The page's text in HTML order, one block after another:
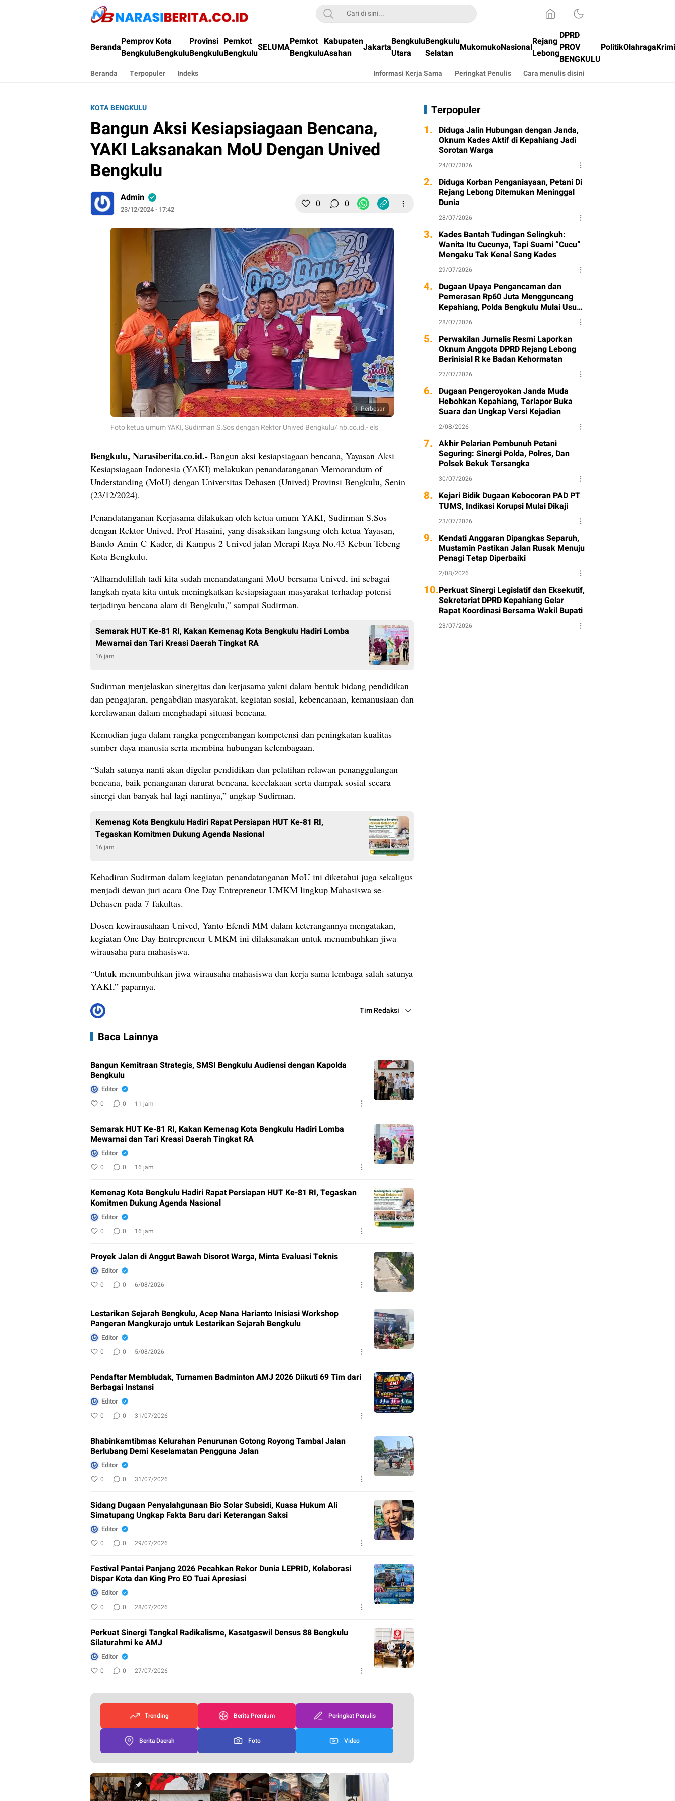
Narasi Berita
BerandaPemprov
Bengkulu
Kota
Bengkulu
Provinsi
Bengkulu
Pemkot
BengkuluSELUMAPemkot
Bengkulu
Kabupaten
Asahan
JakartaBengkulu
Utara
Bengkulu
Selatan MukomukoNasionalRejang
Lebong
DPRD
PROV
BENGKULU
PolitikOlahraga
Beranda Terpopuler Indeks Informasi Kerja Sama Peringkat Penulis Cara menulis disini
KOTA BENGKULU
Bangun Aksi Kesiapsiagaan Bencana,
YAKI Laksanakan MoU Dengan Unived
Bengkulu
Admin
23/12/2024 - 17:42 0 0
Perbesar
Foto ketua umum YAKI, Sudirman S.Sos dengan Rektor Unived Bengkulu/ nb.co.id.- els
Bengkulu, Narasiberita.co.id.- Bangun aksi kesiapsiagaan bencana, Yayasan Aksi
Kesiapsiagaan Indonesia (YAKI) melakukan penandatanganan Memorandum of
Understanding (MoU) dengan Universitas Dehasen (Unived) Provinsi Bengkulu, Senin
(23/12/2024).
Penandatanganan Kerjasama dilakukan oleh ketua umum YAKI, Sudirman S.Sos
dengan Rektor Unived, Prof Hasaini, yang disaksikan langsung oleh ketua Yayasan,
Bando Amin C Kader, di Kampus 2 Unived jalan Merapi Raya No.43 Kebun Tebeng
Kota Bengkulu.
“Alhamdulillah tadi kita sudah menandatangani MoU bersama Unived, ini sebagai
langkah nyata kita untuk meningkatkan kesiapsiagaan masyarakat terhadap potensi
terjadinya bencana alam di Bengkulu,” sampai Sudirman.
Semarak HUT Ke-81 RI, Kakan Kemenag Kota Bengkulu Hadiri Lomba
Mewarnai dan Tari Kreasi Daerah Tingkat RA
16 jam
Sudirman menjelaskan sinergitas dan kerjasama yakni dalam bentuk bidang pendidikan
dan pengajaran, pengabdian masyarakat, kegiatan sosial, kebencanaan, kemanusiaan dan
kerelawanan dalam menghadapi situasi bencana.
Kemudian juga dalam rangka pengembangan kompetensi dan peningkatan kualitas
sumber daya manusia serta membina hubungan kelembagaan.
“Salah satunya nanti akan digelar pendidikan dan pelatihan relawan penanggulangan
bencana, baik penanganan darurat bencana, kecelakaan serta dampak sosial secara
sinergi dan banyak hal lagi nantinya,” ungkap Sudirman.
Kemenag Kota Bengkulu Hadiri Rapat Persiapan HUT Ke-81 RI,
Tegaskan Komitmen Dukung Agenda Nasional
16 jam
Kehadiran Sudirman dalam kegiatan penandatanganan MoU ini diketahui juga sekaligus
menjadi dewan juri acara One Day Entrepreneur UMKM lingkup Mahasiswa se-
Dehasen pada 7 fakultas.
Dosen kewirausahaan Unived, Yanto Efendi MM dalam keterangannya mengatakan,
kegiatan One Day Entrepreneur UMKM ini dilaksanakan untuk menumbuhkan jiwa
wirausaha para mahasiswa.
“Untuk menumbuhkan jiwa wirausaha mahasiswa dan kerja sama lembaga salah satunya
YAKI,” paparnya.
Tim Redaksi
Baca Lainnya
Bangun Kemitraan Strategis, SMSI Bengkulu Audiensi dengan Kapolda
Bengkulu
Editor
0 0 11 jam
Semarak HUT Ke-81 RI, Kakan Kemenag Kota Bengkulu Hadiri Lomba
Mewarnai dan Tari Kreasi Daerah Tingkat RA
Editor
0 0 16 jam
Kemenag Kota Bengkulu Hadiri Rapat Persiapan HUT Ke-81 RI, Tegaskan
Komitmen Dukung Agenda Nasional
Editor
0 0 16 jam
Proyek Jalan di Anggut Bawah Disorot Warga, Minta Evaluasi Teknis
Editor
0 0 6/08/2026
Lestarikan Sejarah Bengkulu, Acep Nana Harianto Inisiasi Workshop
Pangeran Mangkurajo untuk Lestarikan Sejarah Bengkulu
Editor
0 0 5/08/2026
Pendaftar Membludak, Turnamen Badminton AMJ 2026 Diikuti 69 Tim dari
Berbagai Instansi
Editor
0 0 31/07/2026
Bhabinkamtibmas Kelurahan Penurunan Gotong Royong Tambal Jalan
Berlubang Demi Keselamatan Pengguna Jalan
Editor
0 0 31/07/2026
Sidang Dugaan Penyalahgunaan Bio Solar Subsidi, Kuasa Hukum Ali
Simatupang Ungkap Fakta Baru dari Keterangan Saksi
Editor
0 0 29/07/2026
Festival Pantai Panjang 2026 Pecahkan Rekor Dunia LEPRID, Kolaborasi
Dispar Kota dan King Pro EO Tuai Apresiasi
Editor
0 0 28/07/2026
Perkuat Sinergi Tangkal Radikalisme, Kasatgaswil Densus 88 Bengkulu
Silaturahmi ke AMJ
Editor
0 0 27/07/2026
Trending Berita Premium Peringkat Penulis
Berita Daerah Foto Video
Terpopuler
1. Diduga Jalin Hubungan dengan Janda,
Oknum Kades Aktif di Kepahiang Jadi
Sorotan Warga
24/07/2026
2. Diduga Korban Penganiayaan, Petani Di
Rejang Lebong Ditemukan Meninggal
Dunia
28/07/2026
3. Kades Bantah Tudingan Selingkuh:
Wanita Itu Cucunya, Tapi Suami “Cucu”
Mengaku Tak Kenal Sang Kades
29/07/2026
4. Dugaan Upaya Pengancaman dan
Pemerasan Rp60 Juta Mengguncang
Kepahiang, Polda Bengkulu Mulai Usut
Kasus
28/07/2026
5. Perwakilan Jurnalis Resmi Laporkan
Oknum Anggota DPRD Rejang Lebong
Berinisial R ke Badan Kehormatan
27/07/2026
6. Dugaan Pengeroyokan Janda Muda
Hebohkan Kepahiang, Terlapor Buka
Suara dan Ungkap Versi Kejadian
2/08/2026
7. Akhir Pelarian Pembunuh Petani
Seguring: Sinergi Polda, Polres, Dan
Polsek Bekuk Tersangka
30/07/2026
8. Kejari Bidik Dugaan Kebocoran PAD PT
TUMS, Indikasi Korupsi Mulai Dikaji
23/07/2026
9. Kendati Anggaran Dipangkas Separuh,
Mustamin Pastikan Jalan Rusak Menuju
Penagi Tetap Diperbaiki
2/08/2026
10.Perkuat Sinergi Legislatif dan Eksekutif,
Sekretariat DPRD Kepahiang Gelar
Rapat Koordinasi Bersama Wakil Bupati
23/07/2026